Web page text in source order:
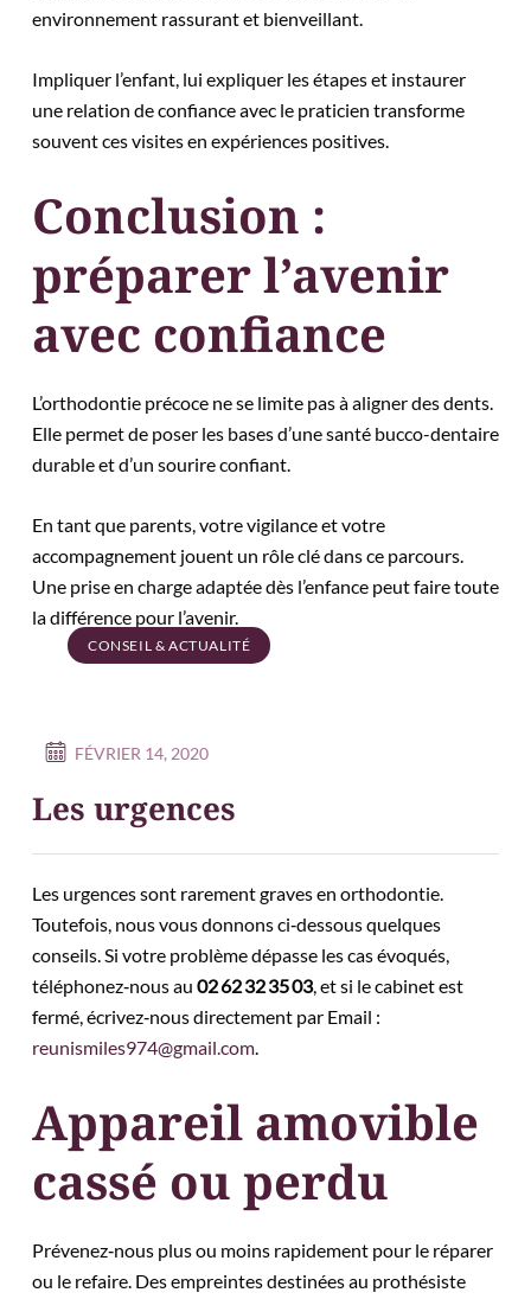
environnement rassurant et bienveillant.
Impliquer l’enfant, lui expliquer les étapes et instaurer
une relation de confiance avec le praticien transforme
souvent ces visites en expériences positives.
Conclusion :
préparer l’avenir
avec confiance
L’orthodontie précoce ne se limite pas à aligner des dents.
Elle permet de poser les bases d’une santé bucco-dentaire
durable et d’un sourire confiant.
En tant que parents, votre vigilance et votre
accompagnement jouent un rôle clé dans ce parcours.
Une prise en charge adaptée dès l’enfance peut faire toute
la différence pour l’avenir.
CONSEIL & ACTUALITÉ
FÉVRIER 14, 2020
Les urgences
Les urgences sont rarement graves en orthodontie.
Toutefois, nous vous donnons ci‑dessous quelques
conseils. Si votre problème dépasse les cas évoqués,
téléphonez‑nous au 02 62 32 35 03, et si le cabinet est
fermé, écrivez‑nous directement par Email :
reunismiles974@gmail.com.
Appareil amovible
cassé ou perdu
Prévenez‑nous plus ou moins rapidement pour le réparer
ou le refaire. Des empreintes destinées au prothésiste